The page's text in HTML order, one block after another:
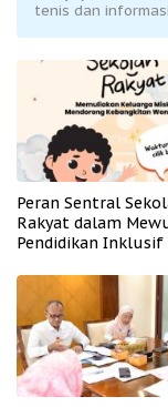
tenis dan
Peran Sentral
Rakyat dalam
Pendidikan Inklusif